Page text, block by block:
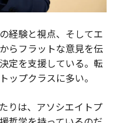
経験と視点、そしてエ
らフラットな意見を伝
定を支援している。転
ップクラスに多い。
りは、アソシエイトプ